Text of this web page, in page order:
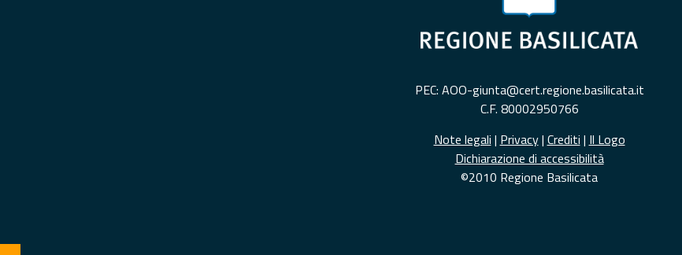
PEC: AOO-giunta@cert.regione.basilicata.it
C.F. 80002950766
Note legali | Privacy| Crediti | Il Logo
Dichiarazione di accessibilità
©2010 Regione Basilicata